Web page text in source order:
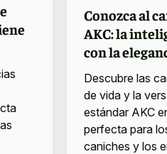
Conozca al
AKC: la
con la
Descubre las
de vida y la
estándar AKC
perfecta para
caniches y los